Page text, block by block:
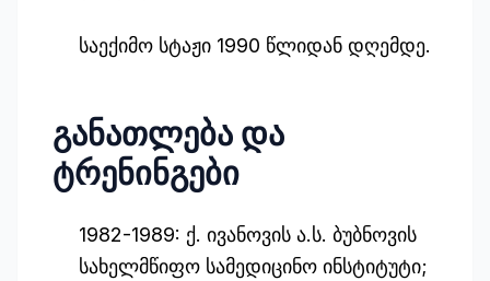
საექიმო სტაჟი 1990 წლიდან დღემდე.
განათლება და
ტრენინგები
1982-1989: ქ. ივანოვის ა.ს. ბუბნოვის
სახელმწიფო სამედიცინო ინსტიტუტი;